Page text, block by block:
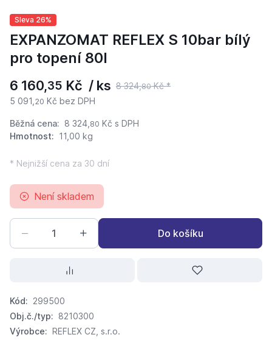
Sleva 26%
EXPANZOMAT REFLEX S 10bar bílý
pro topení 80l
6 160,35 Kč / ks 8 324,80Kč *
5 091, 20 Kč bez DPH
Běžná cena: 8 324, 80 Kč s DPH
Hmotnost: 11,00 kg
* Nejnižší cena za 30 dní
Není skladem
Do košíku
Kód: 299500
Obj.č./typ: 8210300
Výrobce: REFLEX CZ, s.r.o.